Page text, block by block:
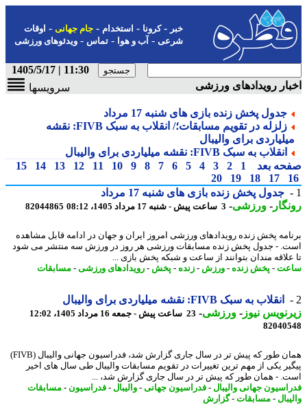
-کرونا-استخدام- جام جهانی-اوقات
شرعی-آب و هوا-تماس-ویدئوهای ورزشی
11:30 | 1405/5/17
رویدادهای ورزشی
سرویسها
جدول پخش زنده بازی های شنبه 17 مرداد
زلزله در تقویم مسابقات؛/ انقلاب به سبک FIVB: نقشه
برای والیبال
انقلاب به سبک FIVB: نقشه میلیاردی برای والیبال
بعد
1
2
3
4
5
6
7
8
9
10
11
12
13
14
15
17
18
19
20
جدول پخش زنده بازی های شنبه 17 مرداد
-ورزشی-3 ساعت پیش - شنبه 17 مرداد 1405، 08:12 82044865
پخش زنده رویدادهای ورزشی امروز ایران و جهان در ادامه قابل مشاهده
- جدول پخش زنده مسابقات ورزشی هر روز در ورزش سه منتشر می شود
مندان بتوانند از ساعت و شبکه پخش بازی ...
-پخش زنده -ورزش -زنده -پخش-رویدادهای ورزشی -مسابقات
انقلاب به سبک FIVB: نقشه میلیاردی برای والیبال
نیوز-ورزشی-23 ساعت پیش - جمعه 16 مرداد 1405، 12:02
همان طور که پیش تر در سال جاری گزارش شد، فدراسیون جهانی والیبال (FIVB)
یکی از مهم ترین تغییرات در تقویم مسابقات والیبال طی سال های اخیر
- همان طور که پیش تر در سال جاری گزارش شد، ...
جهانی والیبال-فدراسیون جهانی-والیبال-فدراسیون-مسابقات
-مسابقات-گزارش